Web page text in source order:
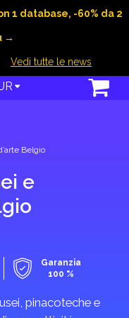
1 database, -60% da 2
→
Vedi tutte le news
Belgio
e
Garanzia
100 %
pinacoteche e